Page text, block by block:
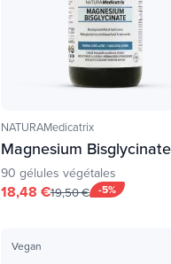
NATURAMedicatrix
Magnesium Bisglycinate
90 gélules végétales
-5%
18,48 €19,50 €
Vegan